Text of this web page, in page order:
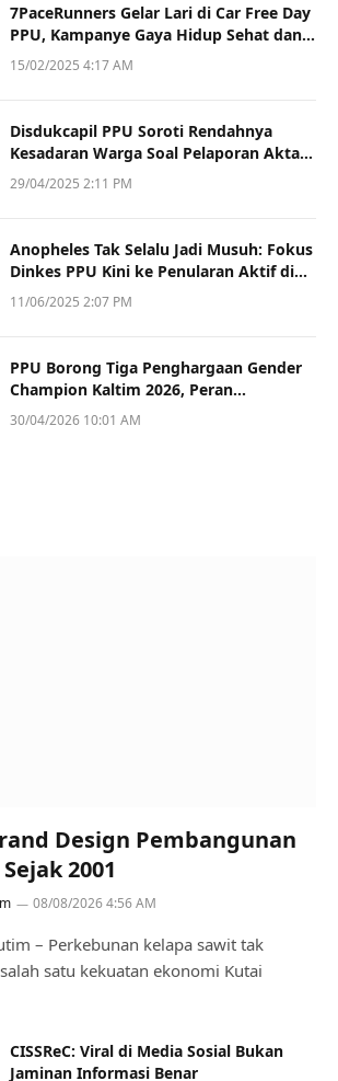
7PaceRunners Gelar Lari di Car Free Day
PPU, Kampanye Gaya Hidup Sehat dan
Dukung UMKM
15/02/2025 4:17 AM
Disdukcapil PPU Soroti Rendahnya
Kesadaran Warga Soal Pelaporan Akta
Kematian
29/04/2025 2:11 PM
Anopheles Tak Selalu Jadi Musuh: Fokus
Dinkes PPU Kini ke Penularan Aktif di
Sotek
11/06/2025 2:07 PM
PPU Borong Tiga Penghargaan Gender
Champion Kaltim 2026, Peran
Perempuan Jadi Sorotan
30/04/2026 10:01 AM
Design Pembangunan
2001
08/08/2026 4:56 AM
– Perkebunan kelapa sawit tak
satu kekuatan ekonomi Kutai
CISSReC: Viral di Media Sosial Bukan
Jaminan Informasi Benar